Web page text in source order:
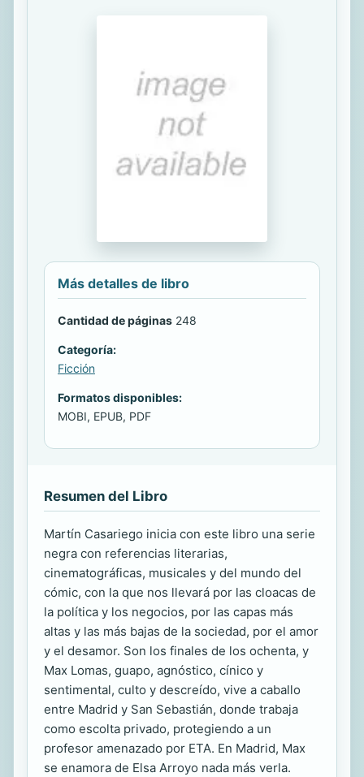
Más detalles de libro
Cantidad de páginas 248
Categoría:
Ficción
Formatos disponibles:
MOBI, EPUB, PDF
Resumen del Libro
Martín Casariego inicia con este libro una serie
negra con referencias literarias,
cinematográficas, musicales y del mundo del
cómic, con la que nos llevará por las cloacas de
la política y los negocios, por las capas más
altas y las más bajas de la sociedad, por el amor
y el desamor. Son los finales de los ochenta, y
Max Lomas, guapo, agnóstico, cínico y
sentimental, culto y descreído, vive a caballo
entre Madrid y San Sebastián, donde trabaja
como escolta privado, protegiendo a un
profesor amenazado por ETA. En Madrid, Max
se enamora de Elsa Arroyo nada más verla.